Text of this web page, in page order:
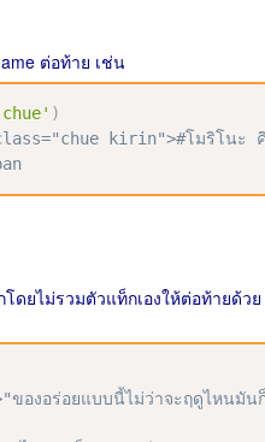
ต่อท้าย เช่น
)
kirin">#โมริโนะ คิ
ดยไม่รวมตัวแท็กเองให้ต่อท้ายด้วย
องอร่อยแบบนี้ไม่ว่าจะฤดูไหนมัน